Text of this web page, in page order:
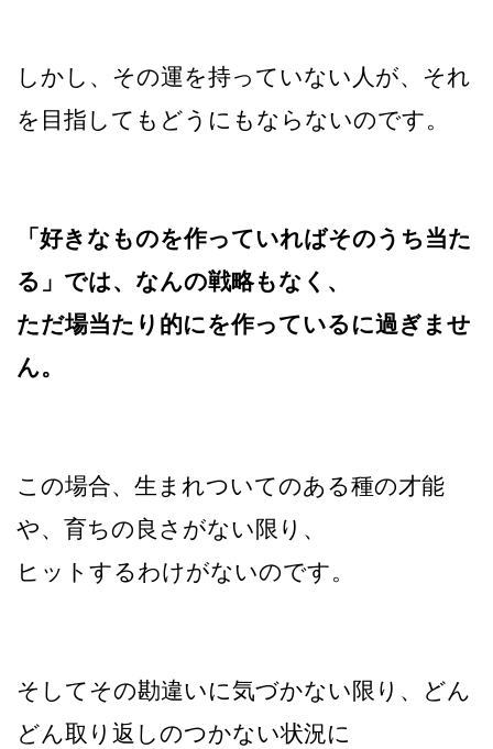
しかし、その運を持っていない人が、それ
を目指してもどうにもならないのです。
「好きなものを作っていればそのうち当た
る」では、なんの戦略もなく、
ただ場当たり的にを作っているに過ぎませ
ん。
この場合、生まれついてのある種の才能
や、育ちの良さがない限り、
ヒットするわけがないのです。
そしてその勘違いに気づかない限り、どん
どん取り返しのつかない状況に